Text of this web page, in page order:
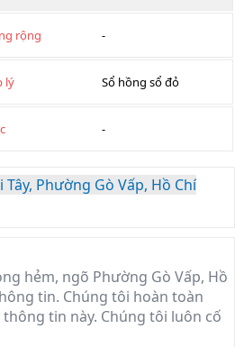
rộng -
lý Sổ hồng sổ đỏ
-
Phường Gò Vấp, Hồ Chí
hẻm, ngõ Phường Gò Vấp, Hồ
tin. Chúng tôi hoàn toàn
tin này. Chúng tôi luôn cố